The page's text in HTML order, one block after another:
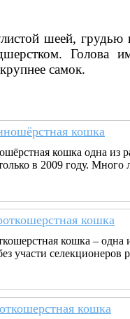
шеей,
Голова
самок.
кошка
кошка одна из
в 2009 году. Много
кошка
кошка – одна
участи селекционеров
кошка